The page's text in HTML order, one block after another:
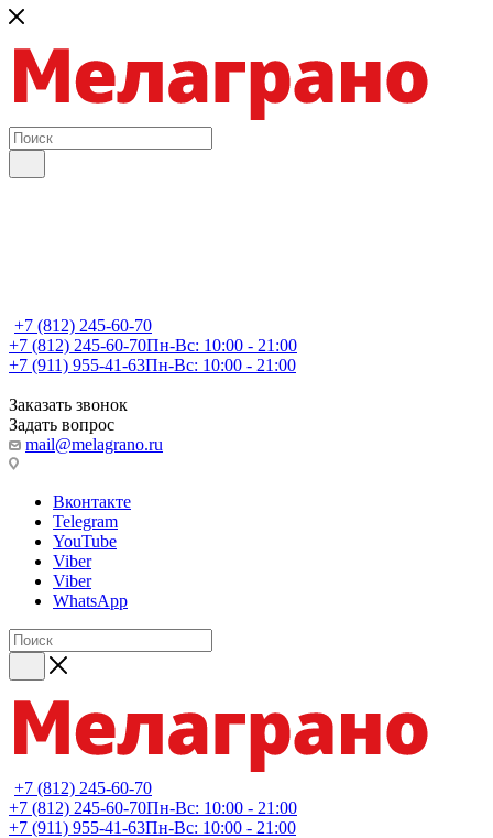
+7 (812) 245-60-70
+7 (812) 245-60-70Пн-Вс: 10:00 - 21:00
+7 (911) 955-41-63Пн-Вс: 10:00 - 21:00
Заказать звонок
Задать вопрос
mail@melagrano.ru
Вконтакте
Telegram
YouTube
Viber
Viber
WhatsApp
+7 (812) 245-60-70
+7 (812) 245-60-70Пн-Вс: 10:00 - 21:00
+7 (911) 955-41-63Пн-Вс: 10:00 - 21:00